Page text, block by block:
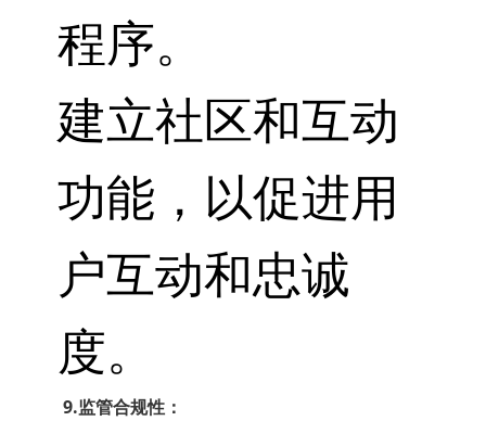
程序。
建立社区和互动
功能，以促进用
户互动和忠诚
度。
9.监管合规性：